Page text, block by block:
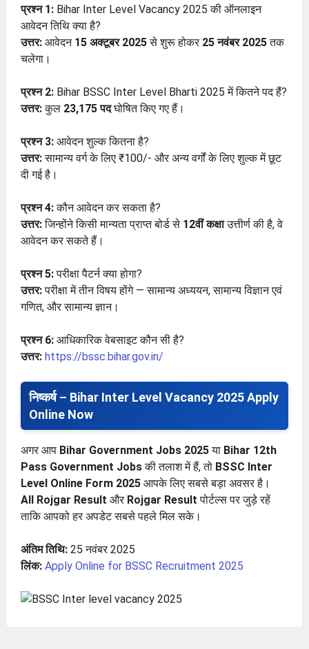
प्रश्न 1: Bihar Inter Level Vacancy 2025 की ऑनलाइन
आवेदन तिथि क्या है?
उत्तर: आवेदन 15 अक्टूबर 2025से शुरू होकर 25 नवंबर 2025तक
चलेगा।
प्रश्न 2: Bihar BSSC Inter Level Bharti 2025 में कितने पद हैं?
उत्तर:कुल 23,175 पदघोषित किए गए हैं।
प्रश्न 3: आवेदन शुल्क कितना है?
उत्तर:सामान्य वर्ग के लिए ₹100/- और अन्य वर्गों के लिए शुल्क में छूट
दी गई है।
प्रश्न 4:कौन आवेदन कर सकता है?
उत्तर:जिन्होंने किसी मान्यता प्राप्त बोर्ड से 12वीं कक्षाउत्तीर्ण की है, वे
आवेदन कर सकते हैं।
प्रश्न 5:परीक्षा पैटर्न क्या होगा?
उत्तर:परीक्षा में तीन विषय होंगे — सामान्य अध्ययन, सामान्य विज्ञान एवं
गणित, और सामान्य ज्ञान।
प्रश्न 6: आधिकारिक वेबसाइट कौन सी है?
उत्तर: https://bssc.bihar.gov.in/
निष्कर्ष – Bihar Inter Level Vacancy 2025 Apply
Online Now
अगर आप Bihar Government Jobs 2025या Bihar 12th
Pass Government Jobsकी तलाश में हैं, तो BSSC Inter
Level Online Form 2025 आपके लिए सबसे बड़ा अवसर है।
All Rojgar Result और Rojgar Result पोर्टल्स पर जुड़े रहें
ताकि आपको हर अपडेट सबसे पहले मिल सके।
अंतिम तिथि: 25 नवंबर 2025
लिंक: Apply Online for BSSC Recruitment 2025